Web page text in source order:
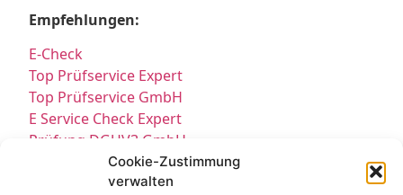
Cookie-Zustimmung
verwalten
Empfehlungen:
E-Check
Top Prüfservice Expert
Top Prüfservice GmbH
E Service Check Expert
Prüfung DGUV3 GmbH
Sicherheitsprüfungen Partners
Sicherheitsprüfungen Expert